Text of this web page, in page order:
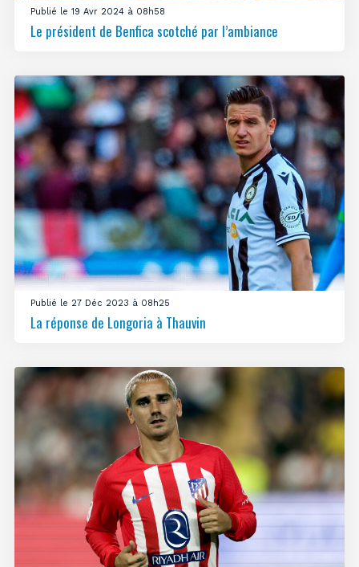
Publié le 19 Avr 2024 à 08h58
Le président de Benfica scotché par l’ambiance
Publié le 27 Déc 2023 à 08h25
La réponse de Longoria à Thauvin